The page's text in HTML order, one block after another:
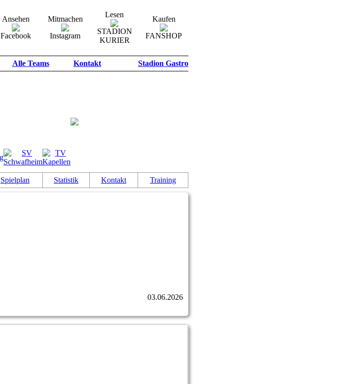
Ansehen
Facebook
Mitmachen
Instagram
Lesen
STADION
KURIER
Kaufen
FANSHOP
Alle Teams Kontakt Stadion Gastro
Spielplan Statistik Kontakt Training
03.06.2026